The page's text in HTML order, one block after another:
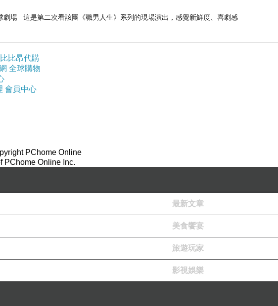
場 這是第二次看該團《職男人生》系列的現場演出，感覺新鮮度、喜劇感
比比昂代購
全球購物
會員中心
PChome Online
PChome Online Inc.
最新文章
美食饗宴
旅遊玩家
影視娛樂